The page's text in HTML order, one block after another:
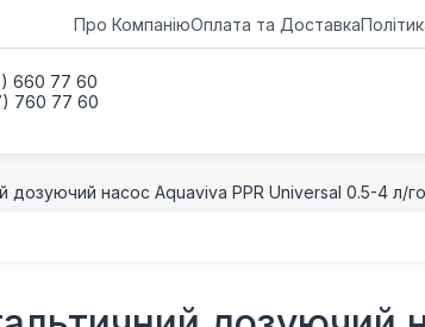
Про КомпаніюОплата та Доставка
660 77 60
760 77 60
дозуючий насос Aquaviva PPR Universal 0.5-4 л/